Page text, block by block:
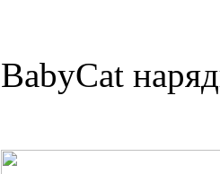
BabyCat